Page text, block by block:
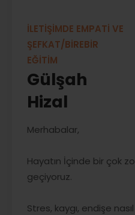
İLETİŞİMDE EMPATİ VE
ŞEFKAT/BİREBİR
EĞİTİM
Gülşah
Hizal
Merhabalar,
Hayatın İçinde bir çok
geçiyoruz.
Stres, kaygı, endişe nasıl